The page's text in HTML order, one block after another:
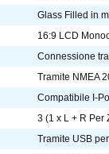
Glass Filled in
16:9 LCD
Connessione
Tramite NMEA
Compatibile I-
3 (1 x L + R
Tramite USB